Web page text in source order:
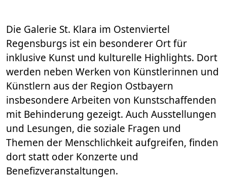
Die Galerie St. Klara im Ostenviertel
Regensburgs ist ein besonderer Ort für
inklusive Kunst und kulturelle Highlights. Dort
werden neben Werken von Künstlerinnen und
Künstlern aus der Region Ostbayern
insbesondere Arbeiten von Kunstschaffenden
mit Behinderung gezeigt. Auch Ausstellungen
und Lesungen, die soziale Fragen und
Themen der Menschlichkeit aufgreifen, finden
dort statt oder Konzerte und
Benefizveranstaltungen. ​​​​​​​